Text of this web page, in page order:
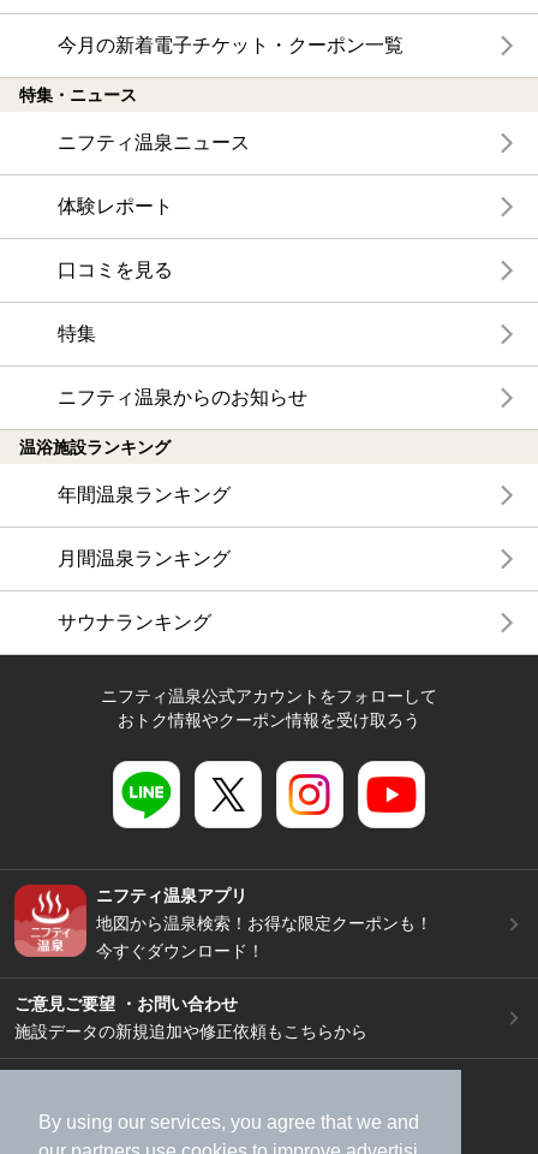
By using our services, you agree that we and
今月の新着電子チケット・クーポン一覧
特集・ニュース
ニフティ温泉ニュース
体験レポート
口コミを見る
特集
ニフティ温泉からのお知らせ
温浴施設ランキング
年間温泉ランキング
月間温泉ランキング
サウナランキング
ニフティ温泉公式アカウントをフォローして
おトク情報やクーポン情報を受け取ろう
ニフティ温泉アプリ
地図から温泉検索！お得な限定クーポンも！
今すぐダウンロード！
ご意見ご要望 ・お問い合わせ
施設データの新規追加や修正依頼もこちらから
加盟店募集（資料請求）
広告出稿のご案内